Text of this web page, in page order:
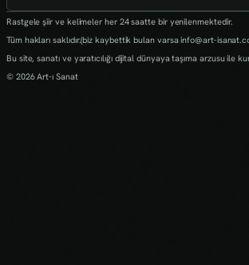
Rastgele şiir ve kelimeler her 24 saatte bir yenilenmektedir.
Tüm hakları saklıdır.(biz kaybettik bulan varsa info@art-
Bu site, sanatı ve yaratıcılığı dijital dünyaya taşıma arzusu ile
© 2026 Art-ı Sanat